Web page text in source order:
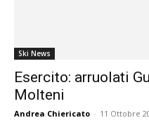
Ski News
Esercito: arruolati
Molteni
Andrea Chiericato - 11 Ottobre